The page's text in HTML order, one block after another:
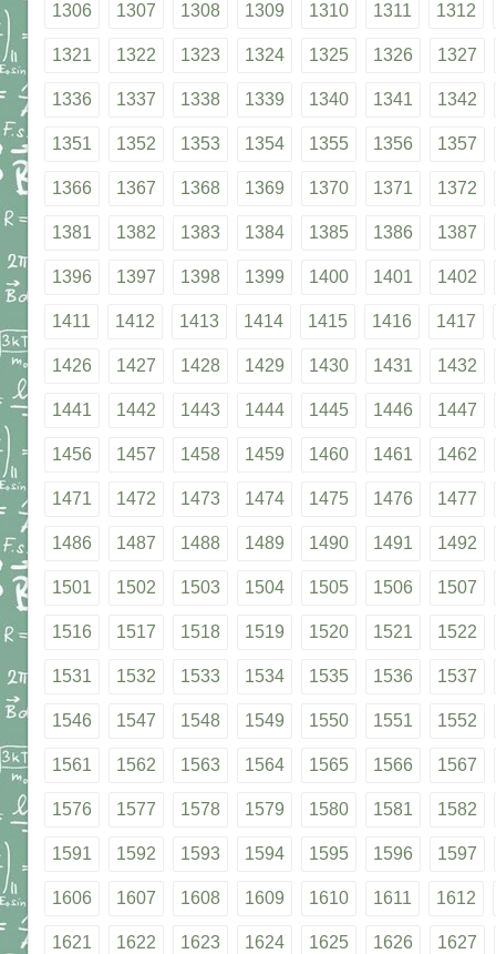
1306 1307 1308 1309 1310 1311 1312
1321 1322 1323 1324 1325 1326 1327
1336 1337 1338 1339 1340 1341 1342
1351 1352 1353 1354 1355 1356 1357
1366 1367 1368 1369 1370 1371 1372
1381 1382 1383 1384 1385 1386 1387
1396 1397 1398 1399 1400 1401 1402
1411 1412 1413 1414 1415 1416 1417
1426 1427 1428 1429 1430 1431 1432
1441 1442 1443 1444 1445 1446 1447
1456 1457 1458 1459 1460 1461 1462
1471 1472 1473 1474 1475 1476 1477
1486 1487 1488 1489 1490 1491 1492
1501 1502 1503 1504 1505 1506 1507
1516 1517 1518 1519 1520 1521 1522
1531 1532 1533 1534 1535 1536 1537
1546 1547 1548 1549 1550 1551 1552
1561 1562 1563 1564 1565 1566 1567
1576 1577 1578 1579 1580 1581 1582
1591 1592 1593 1594 1595 1596 1597
1606 1607 1608 1609 1610 1611 1612
1621 1622 1623 1624 1625 1626 1627